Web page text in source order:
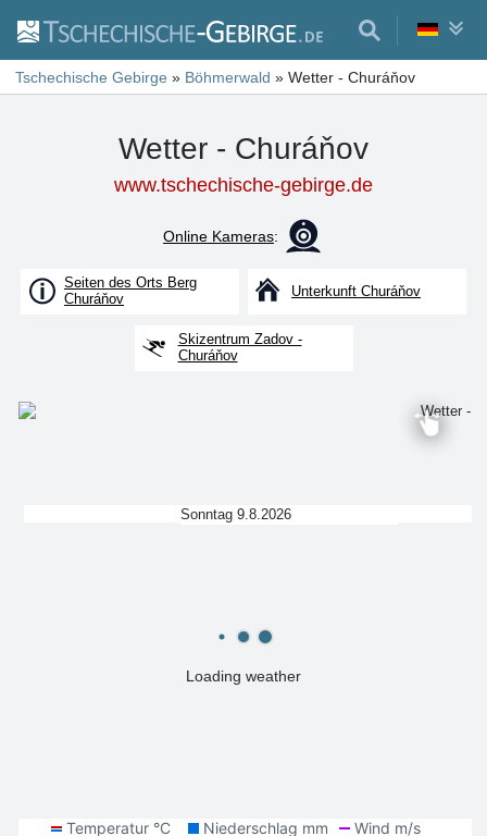
Tschechische Gebirge » Böhmerwald » Wetter - Churáňov
Wetter - Churáňov
www.tschechische-gebirge.de
Online Kameras:
Seiten des Orts Berg
Churáňov
Unterkunft Churáňov
Skizentrum Zadov -
Churáňov
Loading weather
Sonntag 9.8.2026